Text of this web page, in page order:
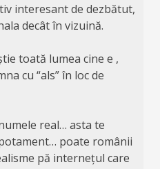
interesant de dezbătut,
decât în vizuină.
toată lumea cine e ,
cu “als” în loc de
real… asta te
poate românii
pă internețul care